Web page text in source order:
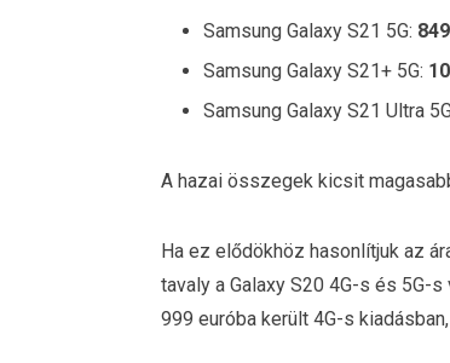
Samsung Galaxy S21 5G:
Samsung Galaxy S21+ 5G:
Samsung Galaxy S21 Ultra
A hazai összegek kicsit
Ha ez elődökhöz hasonlítjuk az
tavaly a Galaxy S20 4G-s és 5G-
999 euróba került 4G-s